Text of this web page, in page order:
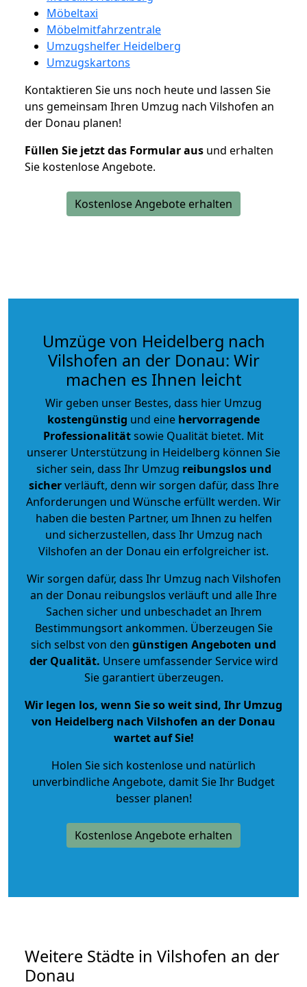
Möbeltaxi
Möbelmitfahrzentrale
Umzugshelfer Heidelberg
Umzugskartons
Kontaktieren Sie uns noch heute und lassen Sie
uns gemeinsam Ihren Umzug nach Vilshofen an
der Donau planen!
Füllen Sie jetzt das Formular aus und erhalten
Sie kostenlose Angebote.
Kostenlose Angebote erhalten
Umzüge von Heidelberg nach
Vilshofen an der Donau: Wir
machen es Ihnen leicht
Wir geben unser Bestes, dass hier Umzug
kostengünstig und eine hervorragende
Professionalitätsowie Qualität bietet. Mit
unserer Unterstützung in Heidelberg können Sie
sicher sein, dass Ihr Umzug reibungslos und
sicherverläuft, denn wir sorgen dafür, dass Ihre
Anforderungen und Wünsche erfüllt werden. Wir
haben die besten Partner, um Ihnen zu helfen
und sicherzustellen, dass Ihr Umzug nach
Vilshofen an der Donau ein erfolgreicher ist.
Wir sorgen dafür, dass Ihr Umzug nach Vilshofen
an der Donau reibungslos verläuft und alle Ihre
Sachen sicher und unbeschadet an Ihrem
Bestimmungsort ankommen. Überzeugen Sie
sich selbst von den günstigen Angeboten und
der Qualität. Unsere umfassender Service wird
Sie garantiert überzeugen.
Wir legen los, wenn Sie so weit sind, Ihr Umzug
von Heidelberg nach Vilshofen an der Donau
wartet auf Sie!
Holen Sie sich kostenlose und natürlich
unverbindliche Angebote, damit Sie Ihr Budget
besser planen!
Kostenlose Angebote erhalten
Weitere Städte in Vilshofen an der
Donau